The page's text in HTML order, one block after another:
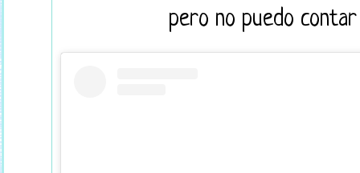
pero no puedo contar